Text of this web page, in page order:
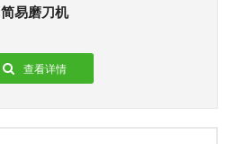
简易磨刀机
查看详情